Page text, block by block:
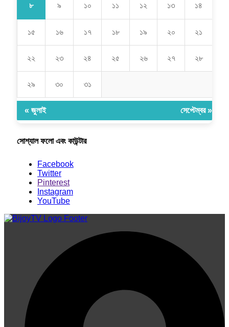
৮ ৯ ১০ ১১ ১২ ১৩ ১৪
১৫ ১৬ ১৭ ১৮ ১৯ ২০ ২১
২২ ২৩ ২৪ ২৫ ২৬ ২৭ ২৮
২৯ ৩০ ৩১
« জুলাই সেপ্টেম্বর »
সোশ্যাল ফলো এবং কাউন্টার
Facebook
Twitter
Pinterest
Instagram
YouTube